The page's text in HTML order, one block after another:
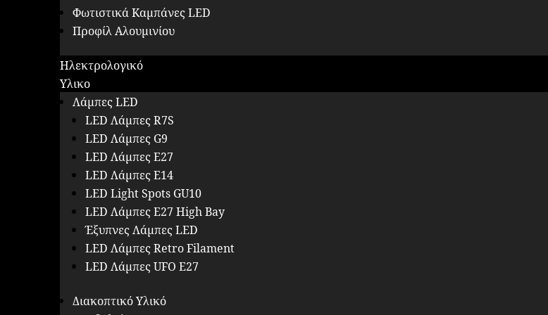
Φωτιστικά Καμπάνες LED
Προφίλ Αλουμινίου
Ηλεκτρολογικό
Υλικο
Λάμπες LED
LED Λάμπες R7S
LED Λάμπες G9
LED Λάμπες E27
LED Λάμπες E14
LED Light Spots GU10
LED Λάμπες E27 High Bay
Έξυπνες Λάμπες LED
LED Λάμπες Retro Filament
LED Λάμπες UFO E27
Διακοπτικό Υλικό